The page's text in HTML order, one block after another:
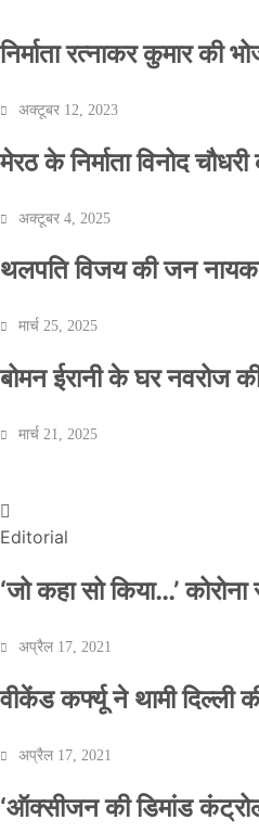
निर्माता रत्नाकर कुमार
अक्टूबर 12, 2023
मेरठ के निर्माता विनोद
अक्टूबर 4, 2025
थलपति विजय की जन
मार्च 25, 2025
बोमन ईरानी के घर नवरोज
मार्च 21, 2025
वीकेंड कर्फ्यू ने थामी
Official Desk
Editorial
‘जो कहा सो किया…’
अप्रैल 17, 2021
वीकेंड कर्फ्यू ने थामी दिल्ली
अप्रैल 17, 2021
‘ऑक्सीजन की डिमांड